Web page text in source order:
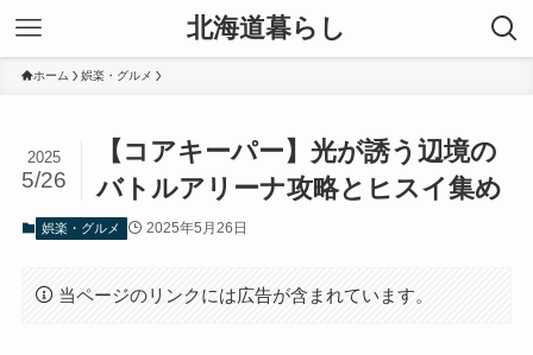
北海道暮らし
ホーム 娯楽・グルメ
【コアキーパー】光が誘う辺境の
バトルアリーナ攻略とヒスイ集め
2025
5/26
娯楽・グルメ 2025年5月26日
当ページのリンクには広告が含まれています。